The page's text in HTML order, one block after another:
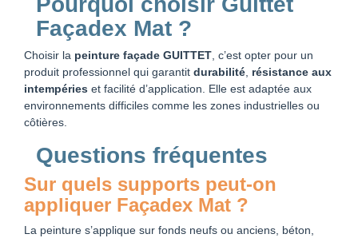
Façadex Mat ?
Choisir la peinture façade GUITTET, c’est opter pour un
produit professionnel qui garantit durabilité, résistance aux
intempéries et facilité d’application. Elle est adaptée aux
environnements difficiles comme les zones industrielles ou
côtières.
Questions fréquentes
Sur quels supports peut-on
appliquer Façadex Mat ?
La peinture s’applique sur fonds neufs ou anciens, béton,